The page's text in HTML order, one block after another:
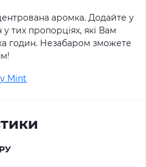
аромка. Додайте у
тих пропорціях, які Вам
годин. Незабаром зможете
Mint